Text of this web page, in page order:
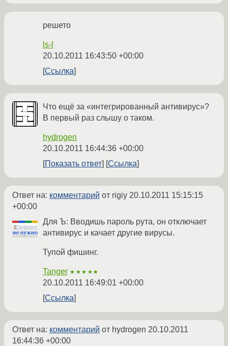
решето
ls-l
20.10.2011 16:43:50 +00:00
Ссылка
Что ещё за «интегрированный антивирус»?
В первый раз слышу о таком.
hydrogen
20.10.2011 16:44:36 +00:00
Показать ответ
Ссылка
Ответ на: комментарий от rigiy 20.10.2011 15:15:15
+00:00
Для Ъ: Вводишь пароль рута, он отключает
антивирус и качает другие вирусы.
Тупой фишинг.
Tanger ★★★★★
20.10.2011 16:49:01 +00:00
Ссылка
Ответ на: комментарий от hydrogen 20.10.2011
16:44:36 +00:00